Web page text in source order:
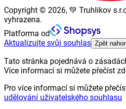
Copyright © 2026, 💚 Truhlikov
vyhrazena.
Platforma od
Aktualizujte svůj souhlas Zpět
Tato stránka pojednává o
Více informací si můžete přečíst
Pro více informací si můžete
udělování uživatelského souhlasu